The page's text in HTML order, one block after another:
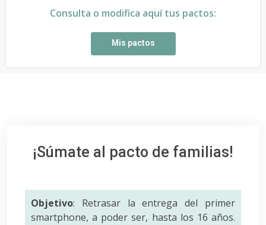
Consulta o modifica aquí tus pactos:
Mis pactos
¡Súmate al pacto de familias!
Objetivo: Retrasar la entrega del primer
smartphone, a poder ser, hasta los 16 años.